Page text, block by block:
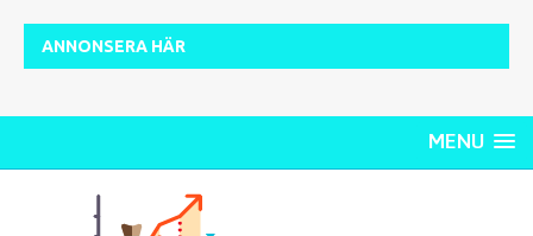
ANNONSERA HÄR
MENU